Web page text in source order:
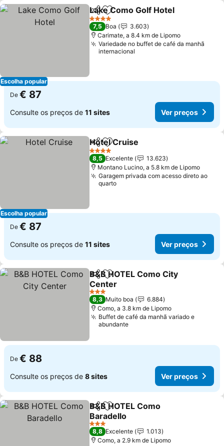
Escolha popular
PartilharAdicionar aos favoritos
Lake Como Golf Hotel
4 Estrelas
7,5 Boa
3.603
Carimate, a 8.4 km de Lipomo
Variedade no buffet de café da manhã
internacional
De € 87
Consulte os preços de 11 sites Ver preços
Escolha popular
PartilharAdicionar aos favoritos
Hotel Cruise
4 Estrelas
8,5 Excelente
13.623
Montano Lucino, a 5.8 km de Lipomo
Garagem privada com acesso direto ao
quarto
De € 87
Consulte os preços de 11 sites Ver preços
PartilharAdicionar aos favoritos
B&B HOTEL Como City
Center
Ver preços
3 Estrelas
8,3 Muito boa
6.884
Como, a 3.8 km de Lipomo
Buffet de café da manhã variado e
abundante
De € 88
Consulte os preços de 8 sites Ver preços
PartilharAdicionar aos favoritos
B&B HOTEL Como
Baradello
Ver preços
3 Estrelas
8,8 Excelente
1.013
Como, a 2.9 km de Lipomo